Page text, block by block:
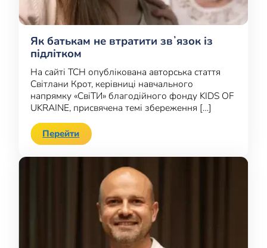
Як батькам не втратити звʼязок із
підлітком
На сайті ТСН опублікована авторська стаття
Світлани Крот, керівниці навчального
напрямку «СвіТИ» благодійного фонду KIDS OF
UKRAINE, присвячена темі збереження […]
Перейти